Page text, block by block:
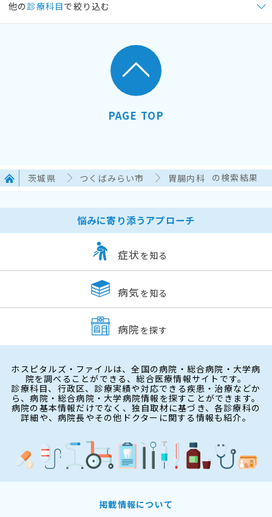
他の 診療科目で絞り込む
PAGE TOP
茨城県 つくばみらい市 胃腸内科 の検索結果
悩みに寄り添うアプローチ
症状 を知る
病気 を知る
病院 を探す
ホスピタルズ・ファイルは、全国の病院・総合病院・大学病
院を調べることができる、総合医療情報サイトです。
診療科目、行政区、診療実績や対応できる疾患・治療などか
ら、病院・総合病院・大学病院情報を探すことができます。
病院の基本情報だけでなく、独自取材に基づき、各診療科の
詳細や、病院長やその他ドクターに関する情報も紹介。
掲載情報について